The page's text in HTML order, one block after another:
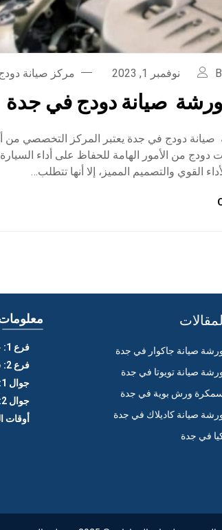
نوفمبر 1, 2023 مركز صيانة
صيانة دودج في جدة
دودج في جدة يعتبر المركز التخصصي من
دودج من الأمور الهامة للحفاظ على أداء
القوي والتصميم المميز، إلا أنها تتطلب…
صيانة جاكوار في جدة
صيانة تويوتا في جدة
ورش بوية في جدة
صيانة كاديلاك في جدة
في جدة
فرع 1:
فرع 2:
جوال 1:
جوال 2:
أوقات